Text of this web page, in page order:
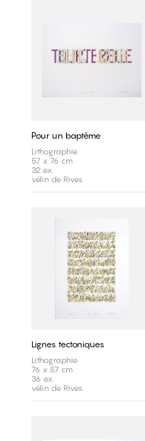
Pour un baptême
Lithographie
57 x 76 cm
32 ex.
vélin de Rives
Lignes tectoniques
Lithographie
76 x 57 cm
36 ex.
vélin de Rives